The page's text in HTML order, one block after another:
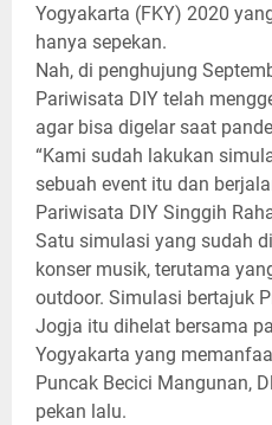
Yogyakarta (FKY) 2020
hanya sepekan.
Nah, di penghujung
Pariwisata DIY telah
agar bisa digelar saat
“Kami sudah lakukan
sebuah event itu dan
Pariwisata DIY Singgih
Satu simulasi yang sudah
konser musik, terutama
outdoor. Simulasi bertajuk
Jogja itu dihelat bersama
Yogyakarta yang
Puncak Becici Mangunan,
pekan lalu.